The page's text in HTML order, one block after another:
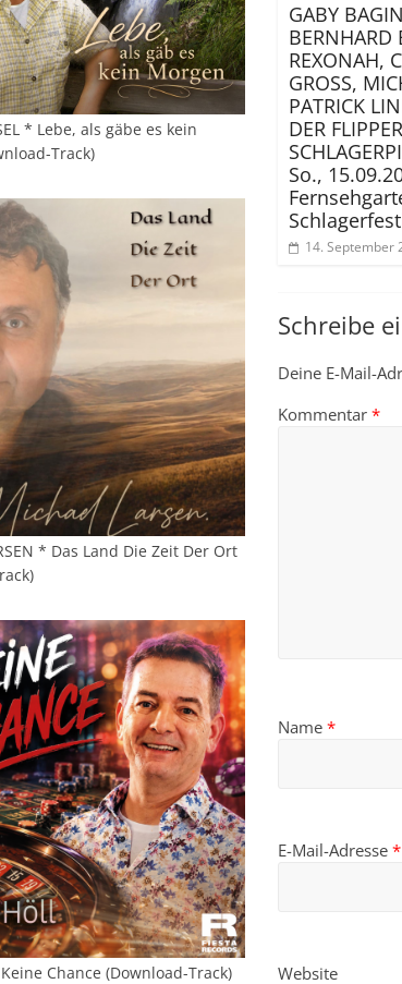
GABY
BERNHARD
REXONAH,
GROSS,
PATRICK
DER
So.,
14. September
Schreibe
Deine E-Mail-
Kommentar *
Name *
E-Mail-Adresse *
Website
* Lebe, als gäbe es kein
Track)
* Das Land Die Zeit Der Ort
Chance (Download-Track)